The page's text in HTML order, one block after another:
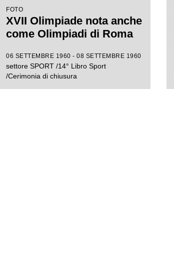
FOTO
XVII Olimpiade nota anche
come Olimpiadi di Roma
06 SETTEMBRE 1960 - 08 SETTEMBRE 1960
settore SPORT /14° Libro Sport
/Cerimonia di chiusura